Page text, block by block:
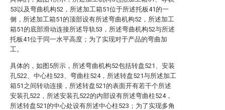
53以及弯曲机构52，所述加工箱51位于所述托板41的一
侧，所述加工箱51的顶部设有所述弯曲机构52，所述加工
箱51的底部滑动连接所述导轨53，所述弯曲机构52与所述
托板41位于同一水平高度；为了实现对于产品的弯曲加
工。
具体的，如图5所示，所述弯曲机构52包括转盘521、安装
孔522、中心柱523、弯曲柱524，所述转盘521与所述加工
箱51之间转动连接，所述转盘521的表面开有若干个所述
安装孔522，所述安装孔522的内部设有所述弯曲柱524，
所述转盘521的中心处设有所述中心柱523；为了实现多角